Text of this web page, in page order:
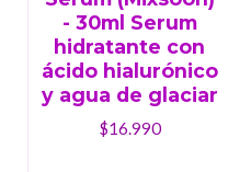
- 30ml Serum
hidratante con
ácido hialurónico
y agua de glaciar
$16.990